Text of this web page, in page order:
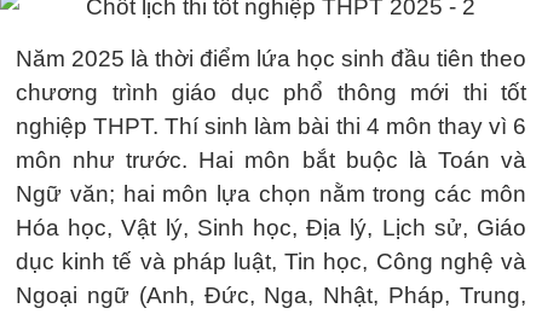
Năm 2025 là thời điểm lứa học sinh đầu tiên theo
chương trình giáo dục phổ thông mới thi tốt
nghiệp THPT. Thí sinh làm bài thi 4 môn thay vì 6
môn như trước. Hai môn bắt buộc là Toán và
Ngữ văn; hai môn lựa chọn nằm trong các môn
Hóa học, Vật lý, Sinh học, Địa lý, Lịch sử, Giáo
dục kinh tế và pháp luật, Tin học, Công nghệ và
Ngoại ngữ (Anh, Đức, Nga, Nhật, Pháp, Trung,